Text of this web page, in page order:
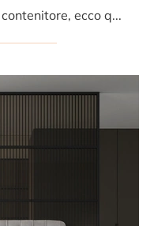
Se cerchi letti matrimoniali con contenitore, ecco qui il modello Richard in tessuto per completare la camera da letto.